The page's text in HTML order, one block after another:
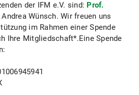
der IFM e.V. sind: Prof.
Andrea Wünsch. Wir freuen uns
im Rahmen einer Spende
Ihre Mitgliedschaft*.Eine Spende